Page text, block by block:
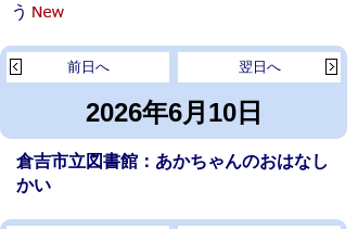
う
2026年6月10日
翌日へ
前日へ
倉吉市立図書館：あかちゃんのおはなし
かい